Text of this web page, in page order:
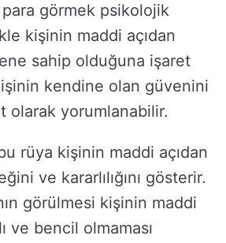
görmek psikolojik
kişinin maddi açıdan
sahip olduğuna işaret
kendine olan güvenini
olarak yorumlanabilir.
rüya kişinin maddi açıdan
ve kararlılığını gösterir.
görülmesi kişinin maddi
ve bencil olmaması